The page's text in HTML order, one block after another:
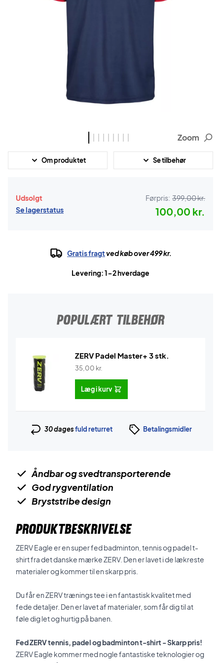
Zoom
Om produktet Se tilbehør
Udsolgt
Se lagerstatus
Førpris: 399,00 kr.
100,00 kr.
Gratis fragtved køb over 499 kr.
Levering: 1-2 hverdage
POPULÆRT TILBEHØR
ZERV Padel Master+ 3 stk.
35,00 kr.
Læg i kurv
30 dagesfuld returret Betalingsmidler
Åndbar og svedtransporterende
God rygventilation
Bryststribe design
PRODUKTBESKRIVELSE
ZERV Eagle er en super fed badminton, tennis og padel t-
shirt fra det danske mærke ZERV. Den er lavet i de lækreste
materialer og kommer til en skarp pris.
Du får en ZERV trænings tee i en fantastisk kvalitet med
fede detaljer. Den er lavet af materialer, som får dig til at
føle dig let og hurtig på banen.
Fed ZERV tennis, padel og badminton t-shirt - Skarp pris!
ZERV Eagle kommer med nogle fantastiske teknologier og